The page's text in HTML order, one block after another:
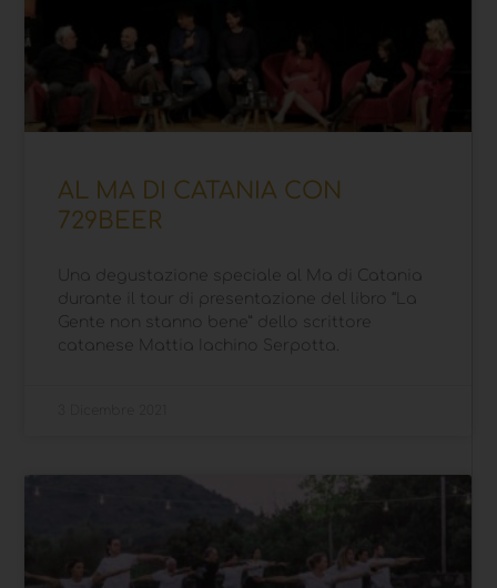
AL MA DI CATANIA CON
729BEER
Una degustazione speciale al Ma di Catania
durante il tour di presentazione del libro “La
Gente non stanno bene” dello scrittore
catanese Mattia Iachino Serpotta.